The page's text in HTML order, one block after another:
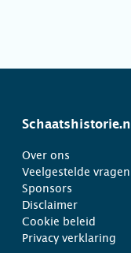
Schaatshistorie.nl
Over ons
Veelgestelde vragen
Sponsors
Disclaimer
Cookie beleid
Privacy verklaring